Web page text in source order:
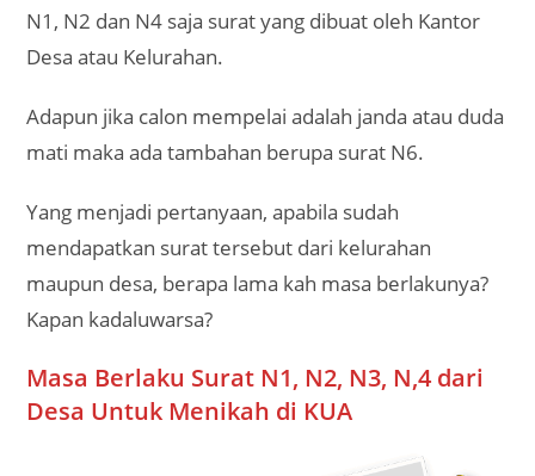
N1, N2 dan N4 saja surat yang dibuat oleh Kantor
Desa atau Kelurahan.
Adapun jika calon mempelai adalah janda atau duda
mati maka ada tambahan berupa surat N6.
Yang menjadi pertanyaan, apabila sudah
mendapatkan surat tersebut dari kelurahan
maupun desa, berapa lama kah masa berlakunya?
Kapan kadaluwarsa?
Masa Berlaku Surat N1, N2, N3, N,4 dari
Desa Untuk Menikah di KUA